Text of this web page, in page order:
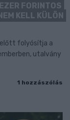
FORINTOS
KELL KÜLÖN
folyósítja a
utalvány
1 hozzászólás